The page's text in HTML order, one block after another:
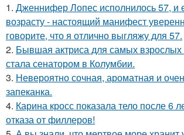
1. Дженнифер Лопес исполнилось 57, и
возрасту - настоящий манифест
говорите, что я отлично выгляжу для 57.
2. Бывшая актриса для самых
стала сенатором в Колумбии.
3. Невероятно сочная, ароматная и
запеканка.
4. Карина кросс показала тело после 6
отказа от филлеров!